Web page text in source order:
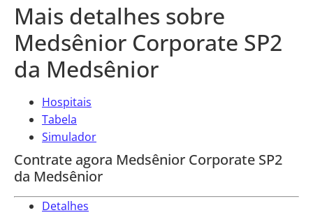
Mais detalhes sobre
Medsênior Corporate SP2
da Medsênior
Hospitais
Tabela
Simulador
Contrate agora Medsênior Corporate SP2
da Medsênior
Detalhes